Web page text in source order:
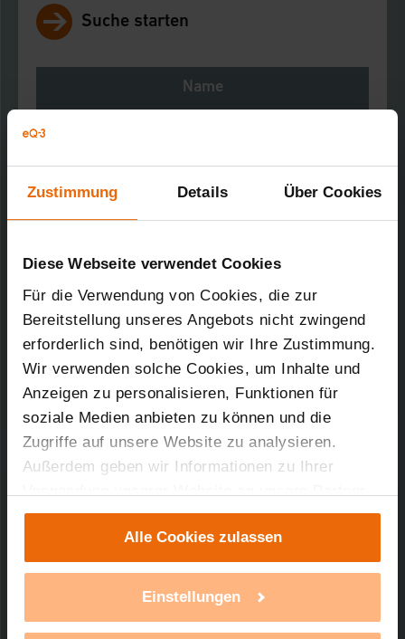
Zustimmung Details Über Cookies
Diese Webseite verwendet Cookies
Für die Verwendung von Cookies, die zur
Bereitstellung unseres Angebots nicht zwingend
erforderlich sind, benötigen wir Ihre Zustimmung.
Wir verwenden solche Cookies, um Inhalte und
Anzeigen zu personalisieren, Funktionen für
soziale Medien anbieten zu können und die
Zugriffe auf unsere Website zu analysieren.
Außerdem geben wir Informationen zu Ihrer
Verwendung unserer Website an unsere Partner
für soziale Medien, Werbung und Analysen weiter.
Unsere Partner führen diese Informationen
möglicherweise mit weiteren Daten zusammen,
die Sie ihnen bereitgestellt haben oder die sie im
Alle Cookies zulassen
Einstellungen
Suche starten
Name
MAX! Heizkörperthermostat+ - Komforthaus
Kurz-Bez.: BC-RT-TRX-CyG-3-KH
Artikel-Nr.: 99017CxC
27.08.2015
126,64 KB
Technischer Support
unserer Produkte?
mehr Infos